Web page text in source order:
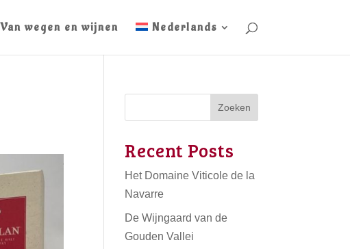
Van wegen en wijnen Nederlands
Zoeken
Recent Posts
Het Domaine Viticole de la
Navarre
De Wijngaard van de
Gouden Vallei